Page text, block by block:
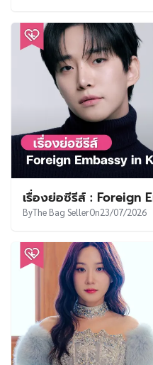
เรื่องย่อซีรีส์ : Foreign
ByThe Bag SellerOn23/07/2026